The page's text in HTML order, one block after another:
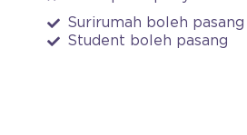
Surirumah boleh pasang
Student boleh pasang